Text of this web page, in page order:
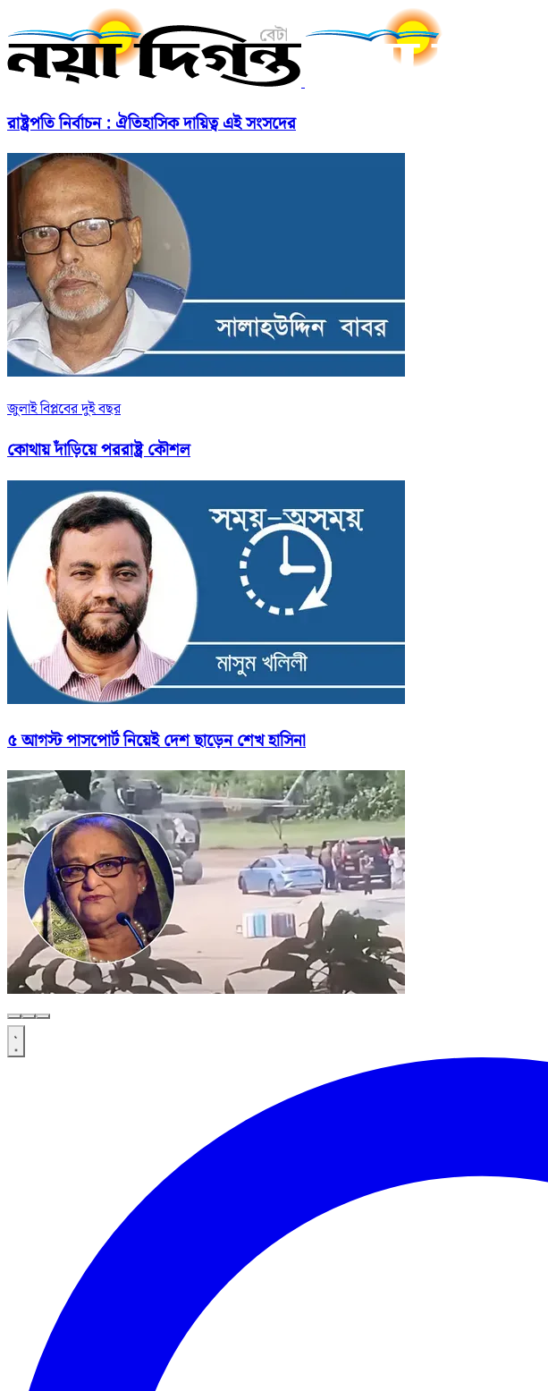
রাষ্ট্রপতি নির্বাচন : ঐতিহাসিক দায়িত্ব এই সংসদের
জুলাই বিপ্লবের দুই বছর
কোথায় দাঁড়িয়ে পররাষ্ট্র কৌশল
৫ আগস্ট পাসপোর্ট নিয়েই দেশ ছাড়েন শেখ হাসিনা